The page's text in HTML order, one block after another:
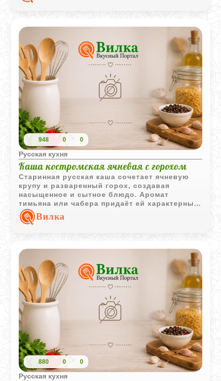
948 0 0
Русская кухня
Kaшa костромская ячневая с горохом
Старинная русская каша сочетает ячневую
крупу и разваренный горох, создавая
насыщенное и сытное блюдо. Аромат
тимьяна или чабера придаёт ей характерный
деревенский вкус.
Вилка
880 0 0
Русская кухня